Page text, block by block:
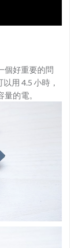
個好重要的問
用 4.5 小時，
的電。